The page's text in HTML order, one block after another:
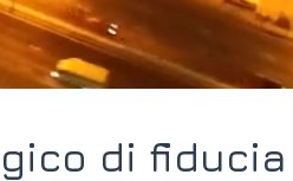
di fiducia